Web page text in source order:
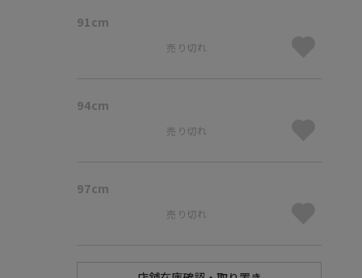
91cm
売り切れ
94cm
売り切れ
97cm
売り切れ